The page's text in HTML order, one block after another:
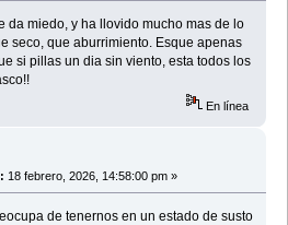
da miedo, y ha llovido mucho mas de lo
seco, que aburrimiento. Esque apenas
si pillas un dia sin viento, esta todos los
En línea
18 febrero, 2026, 14:58:00 pm »
de tenernos en un estado de susto